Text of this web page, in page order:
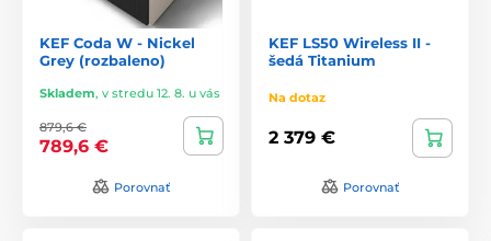
KEF Coda W - Nickel
Grey (rozbaleno)
Skladem, v stredu 12. 8. u vás
879,6 €
789,6 €
Porovnať
KEF LS50 Wireless II -
šedá Titanium
Na dotaz
2 379 €
Porovnať